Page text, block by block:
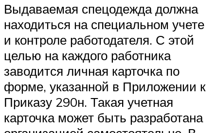
Выдаваемая спецодежда должна
находиться на специальном учете
и контроле работодателя. С этой
целью на каждого работника
заводится личная карточка по
форме, указанной в Приложении к
Приказу 290н. Такая учетная
карточка может быть разработана